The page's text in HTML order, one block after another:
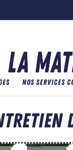
NOS SERVICES